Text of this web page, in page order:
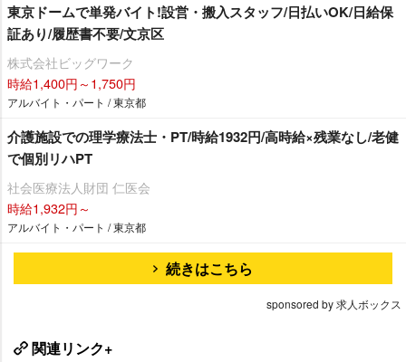
東京ドームで単発バイト!設営・搬入スタッフ/日払いOK/日給保
証あり/履歴書不要/文京区
株式会社ビッグワーク
時給1,400円～1,750円
アルバイト・パート / 東京都
介護施設での理学療法士・PT/時給1932円/高時給×残業なし/老健
で個別リハPT
社会医療法人財団 仁医会
時給1,932円～
アルバイト・パート / 東京都
続きはこちら
sponsored by 求人ボックス
関連リンク+